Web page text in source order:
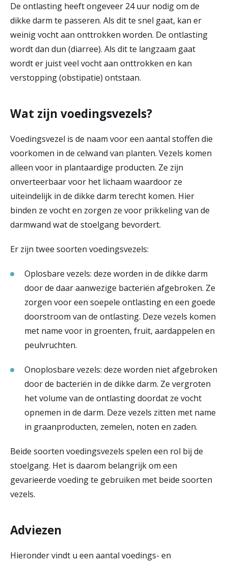
De ontlasting heeft ongeveer 24 uur nodig om de
dikke darm te passeren. Als dit te snel gaat, kan er
weinig vocht aan onttrokken worden. De ontlasting
wordt dan dun (diarree). Als dit te langzaam gaat
wordt er juist veel vocht aan onttrokken en kan
verstopping (obstipatie) ontstaan.
Wat zijn voedingsvezels?
Voedingsvezel is de naam voor een aantal stoffen die
voorkomen in de celwand van planten. Vezels komen
alleen voor in plantaardige producten. Ze zijn
onverteerbaar voor het lichaam waardoor ze
uiteindelijk in de dikke darm terecht komen. Hier
binden ze vocht en zorgen ze voor prikkeling van de
darmwand wat de stoelgang bevordert.
Er zijn twee soorten voedingsvezels:
Oplosbare vezels: deze worden in de dikke darm
door de daar aanwezige bacteriën afgebroken. Ze
zorgen voor een soepele ontlasting en een goede
doorstroom van de ontlasting. Deze vezels komen
met name voor in groenten, fruit, aardappelen en
peulvruchten.
Onoplosbare vezels: deze worden niet afgebroken
door de bacteriën in de dikke darm. Ze vergroten
het volume van de ontlasting doordat ze vocht
opnemen in de darm. Deze vezels zitten met name
in graanproducten, zemelen, noten en zaden.
Beide soorten voedingsvezels spelen een rol bij de
stoelgang. Het is daarom belangrijk om een
gevarieerde voeding te gebruiken met beide soorten
vezels.
Adviezen
Hieronder vindt u een aantal voedings- en